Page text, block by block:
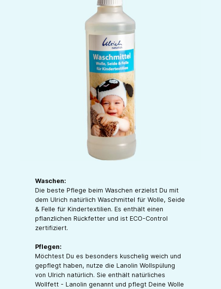
Waschen:
Die beste Pflege beim Waschen erzielst Du mit
dem Ulrich natürlich Waschmittel für Wolle, Seide
& Felle für Kindertextilien. Es enthält einen
pflanzlichen Rückfetter und ist ECO-Control
zertifiziert.
Pflegen:
Möchtest Du es besonders kuschelig weich und
gepflegt haben, nutze die Lanolin Wollspülung
von Ulrich natürlich. Sie enthält natürliches
Wollfett - Lanolin genannt und pflegt Deine Wolle